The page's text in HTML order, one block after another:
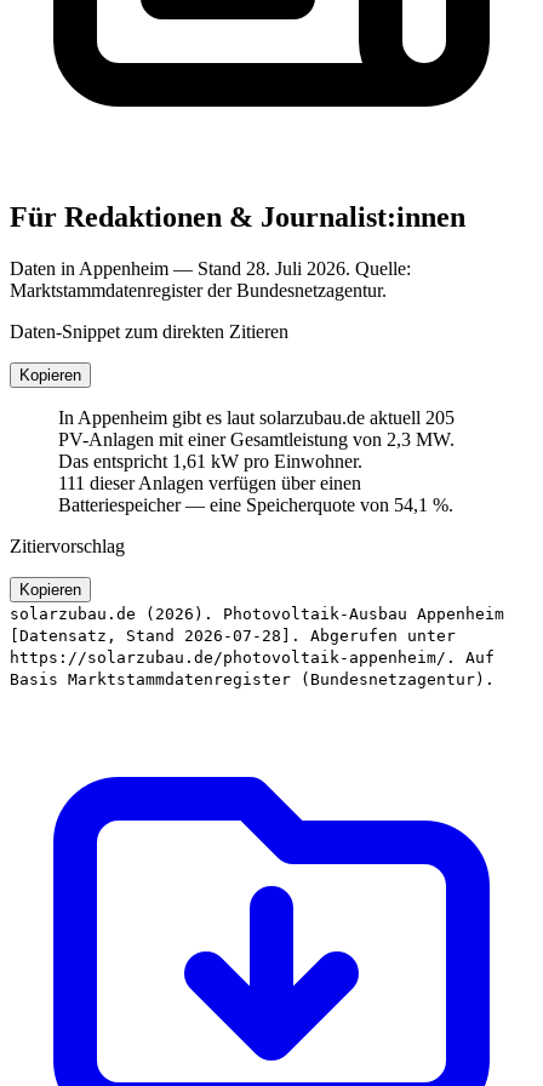
Für Redaktionen & Journalist:innen
Daten in Appenheim — Stand 28. Juli 2026. Quelle:
Marktstammdatenregister der Bundesnetzagentur.
Daten-Snippet zum direkten Zitieren
Kopieren
In Appenheim gibt es laut solarzubau.de aktuell 205
PV-Anlagen mit einer Gesamtleistung von 2,3 MW.
Das entspricht 1,61 kW pro Einwohner.
111 dieser Anlagen verfügen über einen
Batteriespeicher — eine Speicherquote von 54,1 %.
Zitiervorschlag
Kopieren
solarzubau.de (2026). Photovoltaik-Ausbau Appenheim
[Datensatz, Stand 2026-07-28]. Abgerufen unter
https://solarzubau.de/photovoltaik-appenheim/. Auf
Basis Marktstammdatenregister (Bundesnetzagentur).